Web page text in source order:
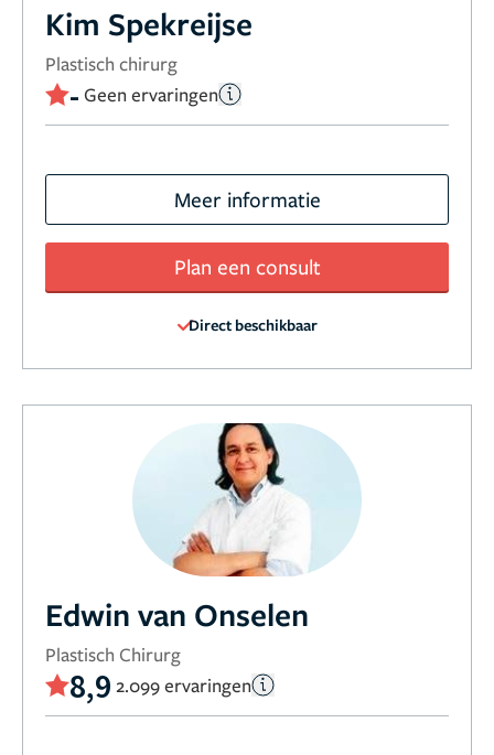
Kim Spekreijse
Plastisch chirurg
- Geen ervaringen
Meer informatie
Plan een consult
Direct beschikbaar
Edwin van Onselen
Plastisch Chirurg
8,9 2.099 ervaringen